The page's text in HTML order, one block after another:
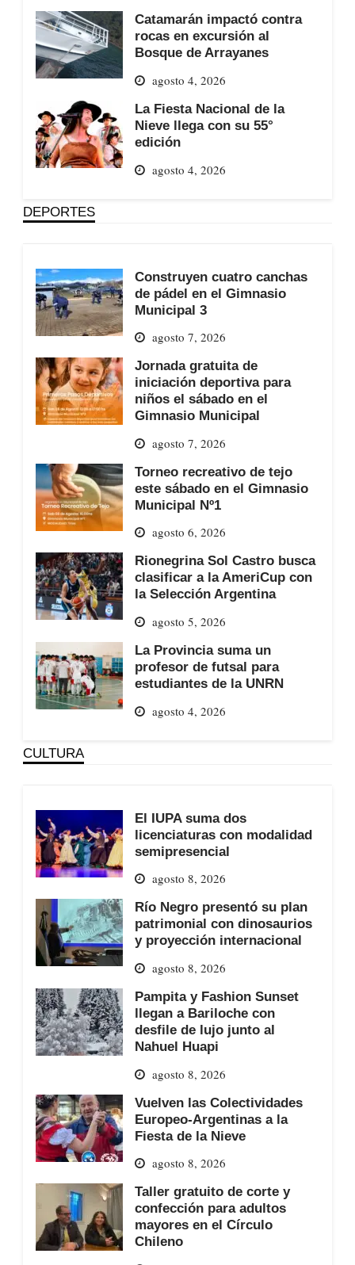
Catamarán impactó contra
rocas en excursión al
Bosque de Arrayanes
agosto 4, 2026
La Fiesta Nacional de la
Nieve llega con su 55°
edición
agosto 4, 2026
DEPORTES
Construyen cuatro canchas
de pádel en el Gimnasio
Municipal 3
agosto 7, 2026
Jornada gratuita de
iniciación deportiva para
niños el sábado en el
Gimnasio Municipal
agosto 7, 2026
Torneo recreativo de tejo
este sábado en el Gimnasio
Municipal Nº1
agosto 6, 2026
Rionegrina Sol Castro busca
clasificar a la AmeriCup con
la Selección Argentina
agosto 5, 2026
La Provincia suma un
profesor de futsal para
estudiantes de la UNRN
agosto 4, 2026
CULTURA
El IUPA suma dos
licenciaturas con modalidad
semipresencial
agosto 8, 2026
Río Negro presentó su plan
patrimonial con dinosaurios
y proyección internacional
agosto 8, 2026
Pampita y Fashion Sunset
llegan a Bariloche con
desfile de lujo junto al
Nahuel Huapi
agosto 8, 2026
Vuelven las Colectividades
Europeo-Argentinas a la
Fiesta de la Nieve
agosto 8, 2026
Taller gratuito de corte y
confección para adultos
mayores en el Círculo
Chileno